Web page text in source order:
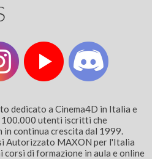
dedicato a Cinema4D in Italia e
utenti iscritti che
continua crescita dal 1999.
Autorizzato MAXON per l'Italia
corsi di formazione in aula e online